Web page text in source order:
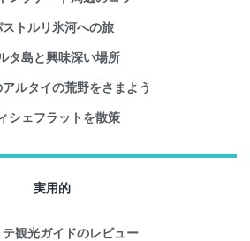
ストルリ氷河への旅
タ島と興味深い場所
アルタイの荒野をさまよう
シェフラットを散策
実用的
テ観光ガイドのレビュー